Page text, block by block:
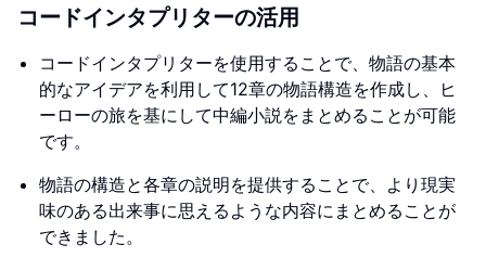
コードインタプリターの活用
コードインタプリターを使用することで、物語の基本
的なアイデアを利用して12章の物語構造を作成し、ヒ
ーローの旅を基にして中編小説をまとめることが可能
です。
物語の構造と各章の説明を提供することで、より現実
味のある出来事に思えるような内容にまとめることが
できました。